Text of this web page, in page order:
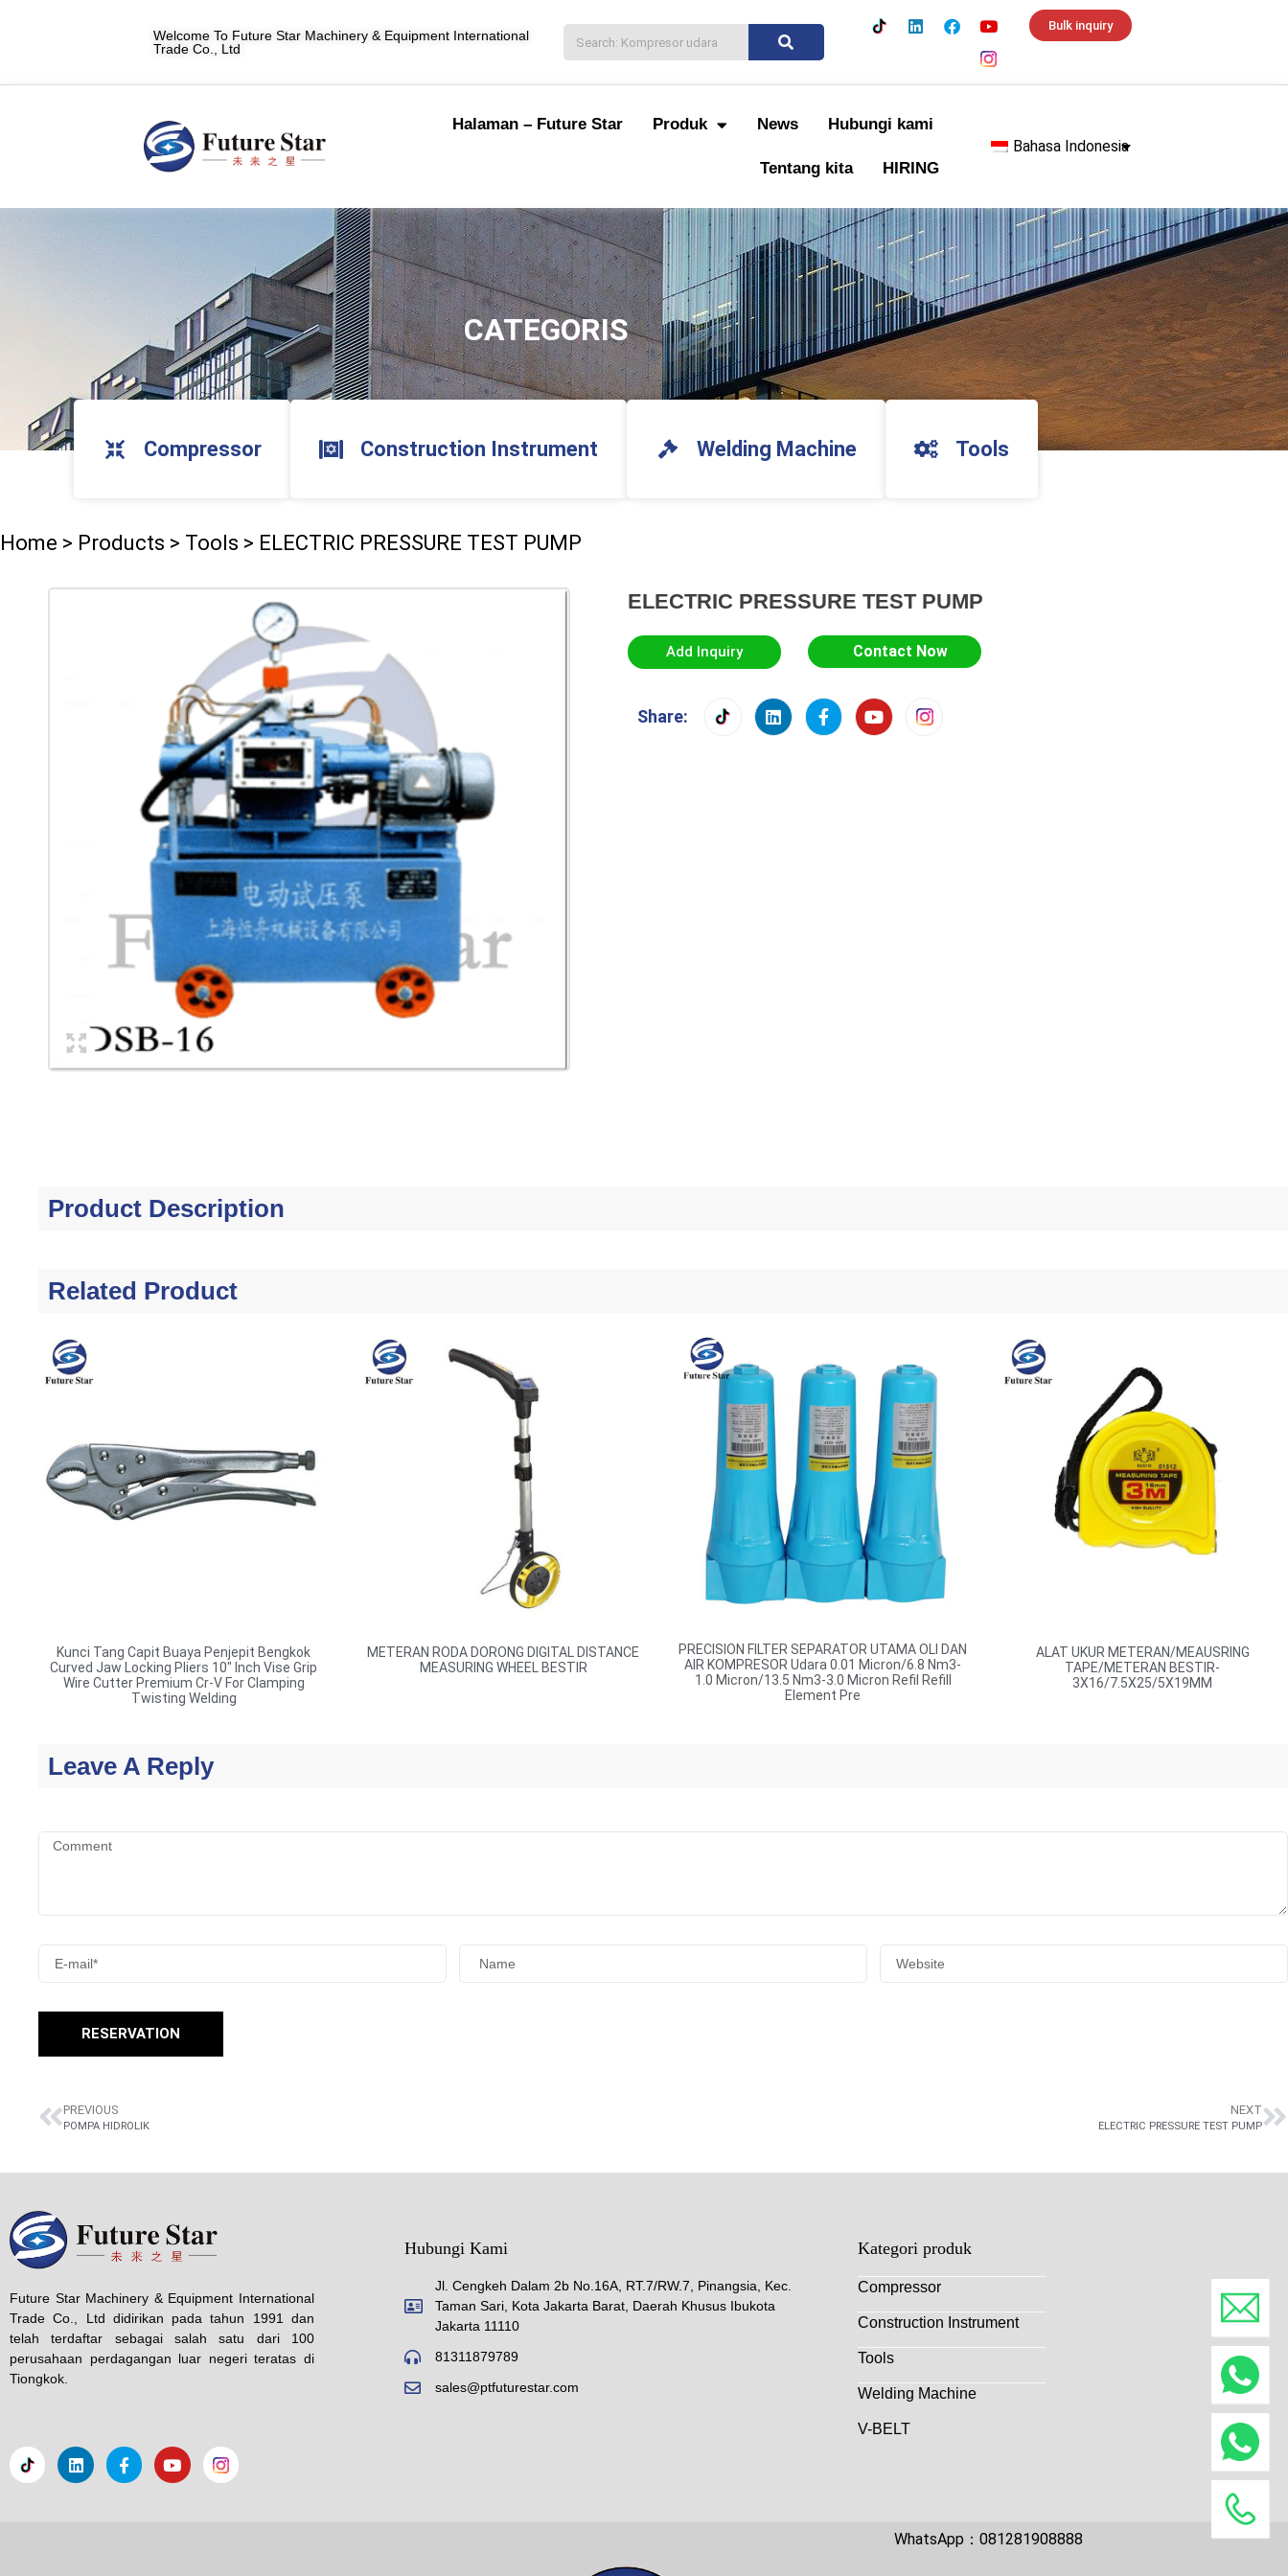
Welcome To Future Star Machinery & Equipment International
Trade Co., Ltd
Bulk inquiry
Halaman – Future Star Produk News Hubungi kami
Tentang kita HIRING
Bahasa Indonesia
CATEGORIS
Compressor Construction Instrument Welding Machine Tools
Home > Products > Tools > ELECTRIC PRESSURE TEST PUMP
ELECTRIC PRESSURE TEST PUMP
Add Inquiry Contact Now
Share:
Product Description
Related Product
Kunci Tang Capit Buaya Penjepit Bengkok
Curved Jaw Locking Pliers 10″ Inch Vise Grip
Wire Cutter Premium Cr-V For Clamping
Twisting Welding
METERAN RODA DORONG DIGITAL DISTANCE
MEASURING WHEEL BESTIR
PRECISION FILTER SEPARATOR UTAMA OLI DAN
AIR KOMPRESOR Udara 0.01 Micron/6.8 Nm3-
1.0 Micron/13.5 Nm3-3.0 Micron Refil Refill
Element Pre
ALAT UKUR METERAN/MEAUSRING
TAPE/METERAN BESTIR-
3X16/7.5X25/5X19MM
Leave A Reply
RESERVATION
PREVIOUS
POMPA HIDROLIK
NEXT
ELECTRIC PRESSURE TEST PUMP
Future Star Machinery & Equipment International
Trade Co., Ltd didirikan pada tahun 1991 dan
telah terdaftar sebagai salah satu dari 100
perusahaan perdagangan luar negeri teratas di
Tiongkok.
Hubungi Kami
Jl. Cengkeh Dalam 2b No.16A, RT.7/RW.7, Pinangsia, Kec.
Taman Sari, Kota Jakarta Barat, Daerah Khusus Ibukota
Jakarta 11110
81311879789
sales@ptfuturestar.com
Kategori produk
Compressor
Construction Instrument
Tools
Welding Machine
V-BELT
WhatsApp：081281908888